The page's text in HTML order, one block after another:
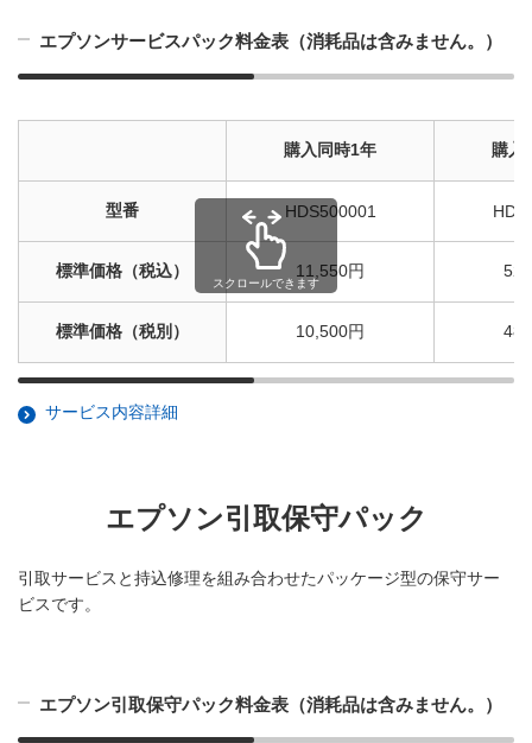
エプソンサービスパック料金表（消耗品は含みません。）
購入同時1年 購入
型番 HDS500001
標準価格（税込） 11,550円
標準価格（税別） 10,500円
スクロールできます
サービス内容詳細
エプソン引取保守パック
引取サービスと持込修理を組み合わせたパッケージ型の保守サー
ビスです。
エプソン引取保守パック料金表（消耗品は含みません。）